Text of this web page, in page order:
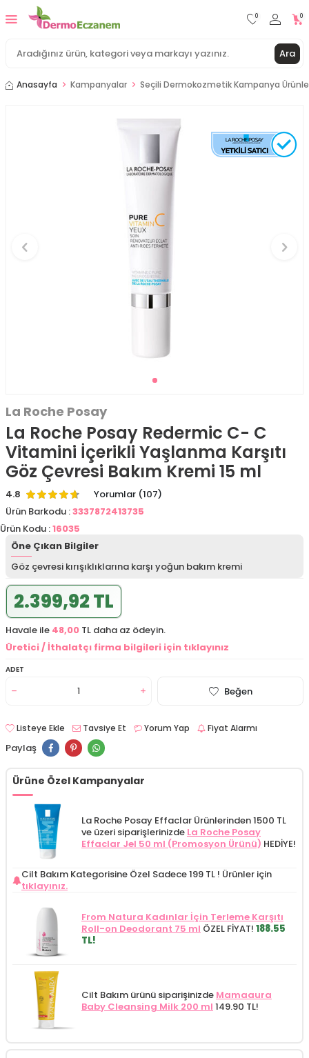
Ara
0 0
Anasayfa Kampanyalar Seçili Dermokozmetik Kampanya
La Roche Posay
La Roche Posay Redermic C- C
Vitamini İçerikli Yaşlanma Karşıtı
Göz Çevresi Bakım Kremi 15 ml
4.8
Yorumlar (107)
Ürün Barkodu :3337872413735
Ürün Kodu :16035
Öne Çıkan Bilgiler
Göz çevresi kırışıklıklarına karşı yoğun bakım kremi
2.399,92 TL
Havale ile 48,00 TL daha az ödeyin.
Üretici / İthalatçı firma bilgileri için tıklayınız
ADET
Beğen
Listeye Ekle Tavsiye Et Yorum Yap Fiyat Alarmı
Paylaş
Ürüne Özel Kampanyalar
La Roche Posay Effaclar Ürünlerinden 1500 TL
ve üzeri siparişlerinizde La Roche Posay
Effaclar Jel 50 ml (Promosyon Ürünü) HEDİYE!
Cilt Bakım Kategorisine Özel Sadece 199 TL ! Ürünler için
tıklayınız.
From Natura Kadınlar İçin Terleme Karşıtı
Roll-on Deodorant 75 ml ÖZEL FİYAT! 188.55
TL!
Cilt Bakım ürünü siparişinizde Mamaaura
Baby Cleansing Milk 200 ml 149.90 TL!